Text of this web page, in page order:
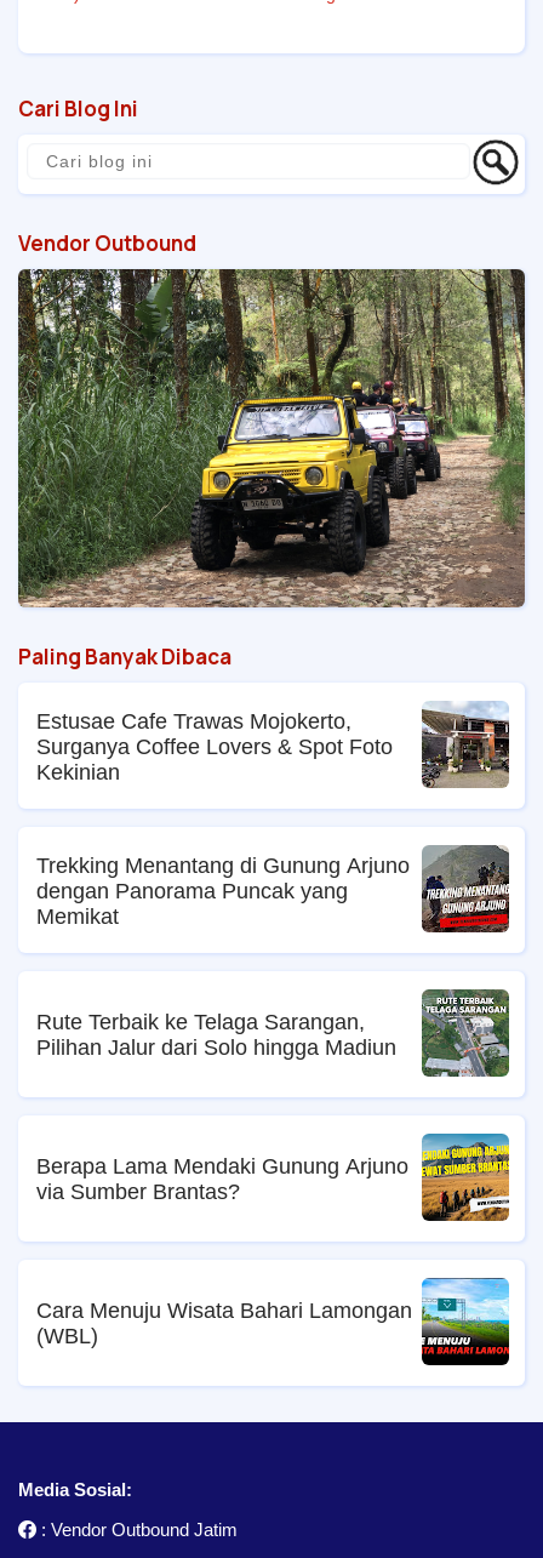
Cari Blog Ini
Vendor Outbound
Paling Banyak Dibaca
Estusae Cafe Trawas Mojokerto,
Surganya Coffee Lovers & Spot Foto
Kekinian
Trekking Menantang di Gunung Arjuno
dengan Panorama Puncak yang
Memikat
Rute Terbaik ke Telaga Sarangan,
Pilihan Jalur dari Solo hingga Madiun
Berapa Lama Mendaki Gunung Arjuno
via Sumber Brantas?
Cara Menuju Wisata Bahari Lamongan
(WBL)
Media Sosial:
: Vendor Outbound Jatim